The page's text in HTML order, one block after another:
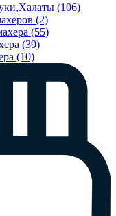
(106)
(2)
(55)
(39)
(10)